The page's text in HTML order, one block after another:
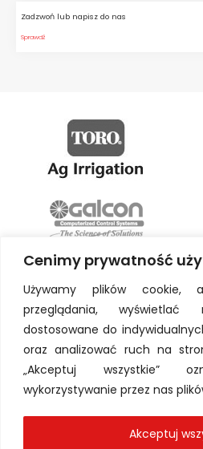
Cenimy prywatność
Używamy plików cookie,
przeglądania,
dostosowane do
oraz analizować ruch na
„Akceptuj wszystkie”
wykorzystywanie przez nas
Akceptuj
Zadzwoń lub napisz do nas
Sprawdź